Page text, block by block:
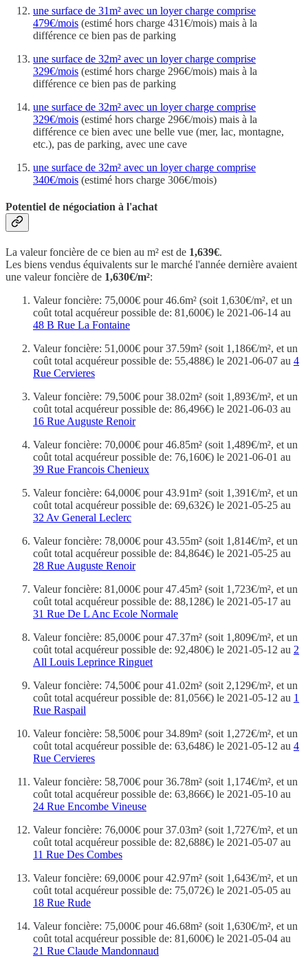
une surface de 31m² avec un loyer charge comprise
479€/mois (estimé hors charge 431€/mois) mais à la
différence ce bien pas de parking
une surface de 32m² avec un loyer charge comprise
329€/mois (estimé hors charge 296€/mois) mais à la
différence ce bien pas de parking
une surface de 32m² avec un loyer charge comprise
329€/mois (estimé hors charge 296€/mois) mais à la
différence ce bien avec une belle vue (mer, lac, montagne,
etc.), pas de parking, avec une cave
une surface de 32m² avec un loyer charge comprise
340€/mois (estimé hors charge 306€/mois)
Potentiel de négociation à l'achat
La valeur foncière de ce bien au m² est de 1,639€.
Les biens vendus équivalents sur le marché l'année dernière avaient
une valeur foncière de 1,630€/m²:
Valeur foncière: 75,000€ pour 46.6m² (soit 1,630€/m², et un
coût total acquéreur possible de: 81,600€) le 2021-06-14 au
48 B Rue La Fontaine
Valeur foncière: 51,000€ pour 37.59m² (soit 1,186€/m², et un
coût total acquéreur possible de: 55,488€) le 2021-06-07 au 4
Rue Cervieres
Valeur foncière: 79,500€ pour 38.02m² (soit 1,893€/m², et un
coût total acquéreur possible de: 86,496€) le 2021-06-03 au
16 Rue Auguste Renoir
Valeur foncière: 70,000€ pour 46.85m² (soit 1,489€/m², et un
coût total acquéreur possible de: 76,160€) le 2021-06-01 au
39 Rue Francois Chenieux
Valeur foncière: 64,000€ pour 43.91m² (soit 1,391€/m², et un
coût total acquéreur possible de: 69,632€) le 2021-05-25 au
32 Av General Leclerc
Valeur foncière: 78,000€ pour 43.55m² (soit 1,814€/m², et un
coût total acquéreur possible de: 84,864€) le 2021-05-25 au
28 Rue Auguste Renoir
Valeur foncière: 81,000€ pour 47.45m² (soit 1,723€/m², et un
coût total acquéreur possible de: 88,128€) le 2021-05-17 au
31 Rue De L Anc Ecole Normale
Valeur foncière: 85,000€ pour 47.37m² (soit 1,809€/m², et un
coût total acquéreur possible de: 92,480€) le 2021-05-12 au 2
All Louis Leprince Ringuet
Valeur foncière: 74,500€ pour 41.02m² (soit 2,129€/m², et un
coût total acquéreur possible de: 81,056€) le 2021-05-12 au 1
Rue Raspail
Valeur foncière: 58,500€ pour 34.89m² (soit 1,272€/m², et un
coût total acquéreur possible de: 63,648€) le 2021-05-12 au 4
Rue Cervieres
Valeur foncière: 58,700€ pour 36.78m² (soit 1,174€/m², et un
coût total acquéreur possible de: 63,866€) le 2021-05-10 au
24 Rue Encombe Vineuse
Valeur foncière: 76,000€ pour 37.03m² (soit 1,727€/m², et un
coût total acquéreur possible de: 82,688€) le 2021-05-07 au
11 Rue Des Combes
Valeur foncière: 69,000€ pour 42.97m² (soit 1,643€/m², et un
coût total acquéreur possible de: 75,072€) le 2021-05-05 au
18 Rue Rude
Valeur foncière: 75,000€ pour 46.68m² (soit 1,630€/m², et un
coût total acquéreur possible de: 81,600€) le 2021-05-04 au
21 Rue Claude Mandonnaud